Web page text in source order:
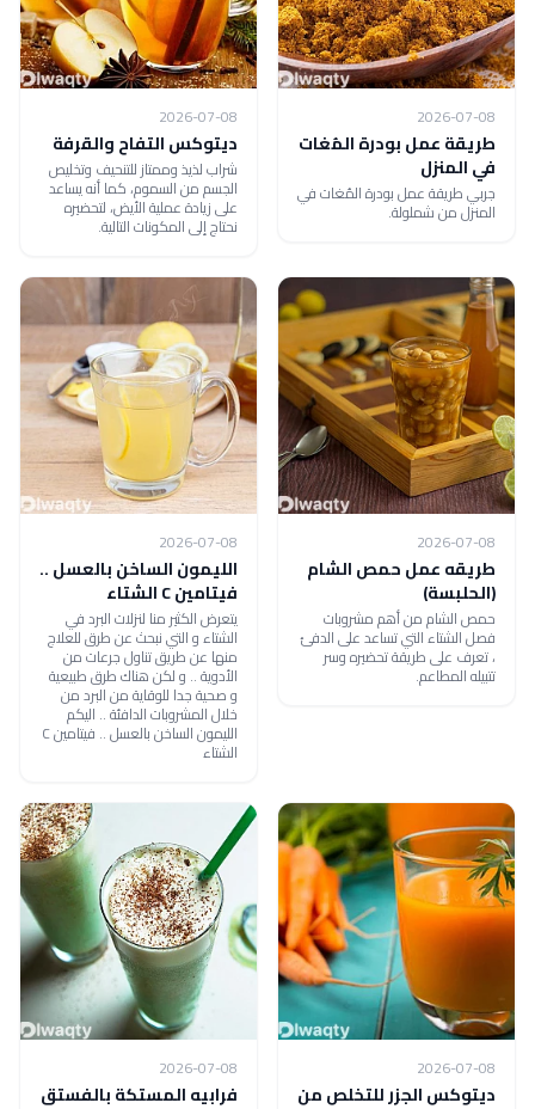
2026-07-08
طريقة عمل بودرة المُغات
في المنزل
جربي طريقة عمل بودرة المُغات في
المنزل من شملولة.
2026-07-08
ديتوكس التفاح والقرفة
شراب لذيذ وممتاز للتنحيف وتخليص
الجسم من السموم، كما أنه يساعد
على زيادة عملية الأيض، لتحضيره
نحتاج إلى المكونات التالية.
2026-07-08
طريقه عمل حمص الشام
(الحلبسة)
حمص الشام من أهم مشروبات
فصل الشتاء التي تساعد على الدفئ
، تعرف على طريقة تحضيره وسر
تتبيله المطاعم.
2026-07-08
الليمون الساخن بالعسل ..
فيتامين C الشتاء
يتعرض الكثير منا لنزلات البرد في
الشتاء و التي نبحث عن طرق للعلاج
منها عن طريق تناول جرعات من
الأدوية .. و لكن هناك طرق طبيعية
و صحية جدا للوقاية من البرد من
خلال المشروبات الدافئة .. اليكم
الليمون الساخن بالعسل .. فيتامين C
الشتاء
2026-07-08
ديتوكس الجزر للتخلص من
2026-07-08
فرابيه المستكة بالفستق